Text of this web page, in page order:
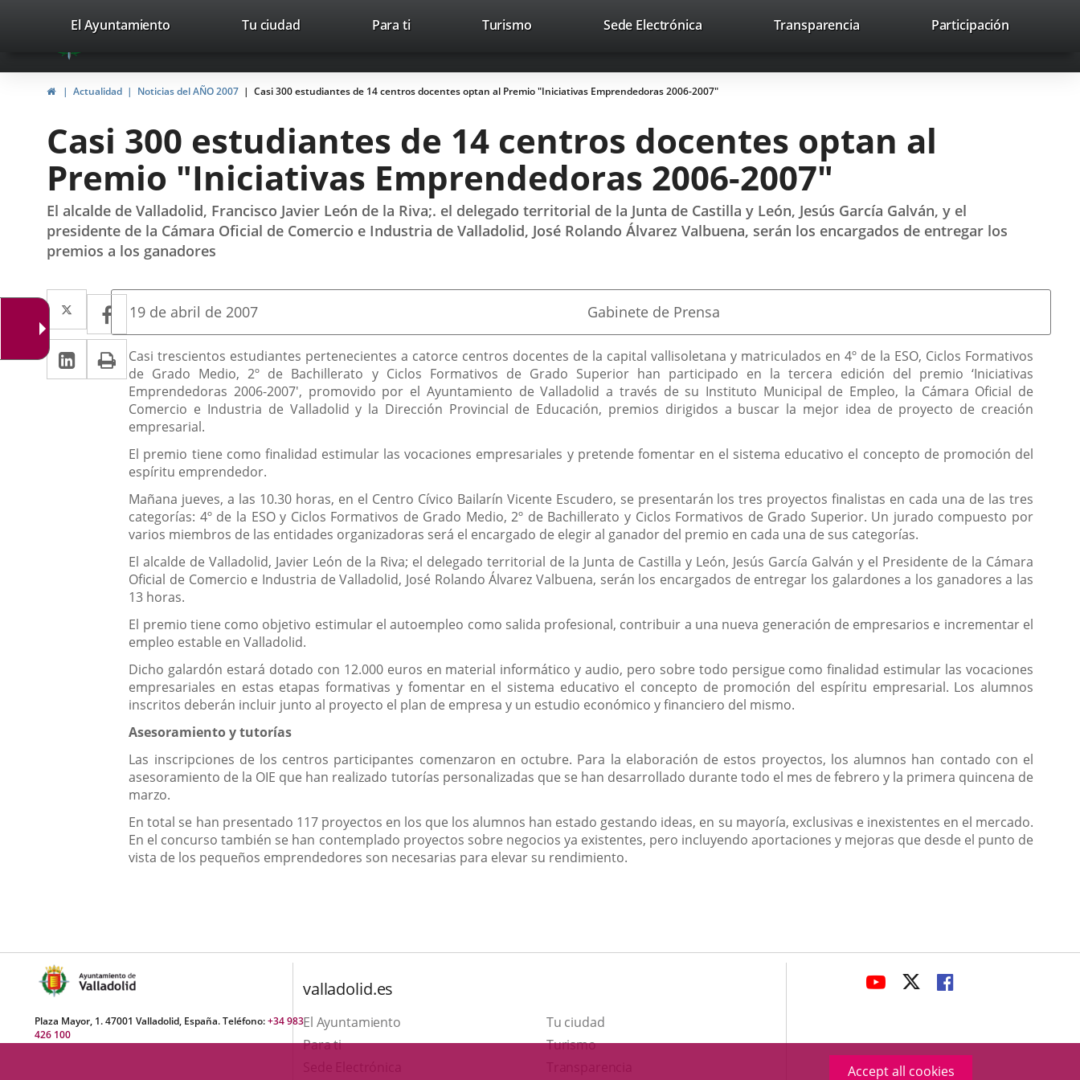
Accept all cookies
Portal
Web
del
Valladolid
avaTop Trabaja con nosotros Contacto avaHeaderSocial
Link
external
Link
external
Link
external
Search
valladolid.es
El Ayuntamiento Tu ciudad Para ti TurismoThis
open
in
up
window.
Sede ElectrónicaLink
application.
Transparencia Participación
HomeActualidad Noticias del AÑO 2007 Casi 300 estudiantes de 14 centros docentes optan al Premio "Iniciativas Emprendedoras 2006-2007"
Casi 300 estudiantes de 14 centros docentes optan al
Premio "Iniciativas Emprendedoras 2006-2007"
El alcalde de Valladolid, Francisco Javier León de la Riva;. el delegado territorial de la Junta de Castilla y León, Jesús García Galván, y el
presidente de la Cámara Oficial de Comercio e Industria de Valladolid, José Rolando Álvarez Valbuena, serán los encargados de entregar los
premios a los ganadores
Twitter
Enlace
a
una
aplicación
externa.
Facebook
Enlace
a
una
aplicación
externa.
Linkedin
Enlace
a
aplicación
externa.
Print
Fecha
la
noticia
19 de abril de 2007 Fuente
la
noticia
Gabinete de Prensa
Descripción
Casi trescientos estudiantes pertenecientes a catorce centros docentes de la capital vallisoletana y matriculados en 4º de la ESO, Ciclos Formativos
de Grado Medio, 2º de Bachillerato y Ciclos Formativos de Grado Superior han participado en la tercera edición del premio ‘Iniciativas
Emprendedoras 2006-2007', promovido por el Ayuntamiento de Valladolid a través de su Instituto Municipal de Empleo, la Cámara Oficial de
Comercio e Industria de Valladolid y la Dirección Provincial de Educación, premios dirigidos a buscar la mejor idea de proyecto de creación
empresarial.
El premio tiene como finalidad estimular las vocaciones empresariales y pretende fomentar en el sistema educativo el concepto de promoción del
espíritu emprendedor.
Mañana jueves, a las 10.30 horas, en el Centro Cívico Bailarín Vicente Escudero, se presentarán los tres proyectos finalistas en cada una de las tres
categorías: 4º de la ESO y Ciclos Formativos de Grado Medio, 2º de Bachillerato y Ciclos Formativos de Grado Superior. Un jurado compuesto por
varios miembros de las entidades organizadoras será el encargado de elegir al ganador del premio en cada una de sus categorías.
El alcalde de Valladolid, Javier León de la Riva; el delegado territorial de la Junta de Castilla y León, Jesús García Galván y el Presidente de la Cámara
Oficial de Comercio e Industria de Valladolid, José Rolando Álvarez Valbuena, serán los encargados de entregar los galardones a los ganadores a las
13 horas.
El premio tiene como objetivo estimular el autoempleo como salida profesional, contribuir a una nueva generación de empresarios e incrementar el
empleo estable en Valladolid.
Dicho galardón estará dotado con 12.000 euros en material informático y audio, pero sobre todo persigue como finalidad estimular las vocaciones
empresariales en estas etapas formativas y fomentar en el sistema educativo el concepto de promoción del espíritu empresarial. Los alumnos
inscritos deberán incluir junto al proyecto el plan de empresa y un estudio económico y financiero del mismo.
Asesoramiento y tutorías
Las inscripciones de los centros participantes comenzaron en octubre. Para la elaboración de estos proyectos, los alumnos han contado con el
asesoramiento de la OIE que han realizado tutorías personalizadas que se han desarrollado durante todo el mes de febrero y la primera quincena de
marzo.
En total se han presentado 117 proyectos en los que los alumnos han estado gestando ideas, en su mayoría, exclusivas e inexistentes en el mercado.
En el concurso también se han contemplado proyectos sobre negocios ya existentes, pero incluyendo aportaciones y mejoras que desde el punto de
vista de los pequeños emprendedores son necesarias para elevar su rendimiento.
Plaza Mayor, 1. 47001 Valladolid, España. Teléfono:+34 983
426 100
valladolid.es
El Ayuntamiento
Tu ciudad
Para ti
TurismoThis
LINK
APPLICATION.
LINK
APPLICATION.
LINK
APPLICATION.